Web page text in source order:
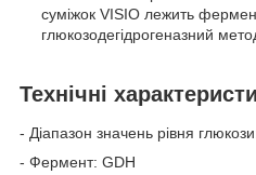
суміжок VISIO лежить
глюкозодегідрогеназний
Технічні
- Діапазон значень рівня
- Фермент: GDH